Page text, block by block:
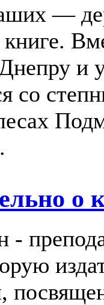
—
книге.
и
со
о